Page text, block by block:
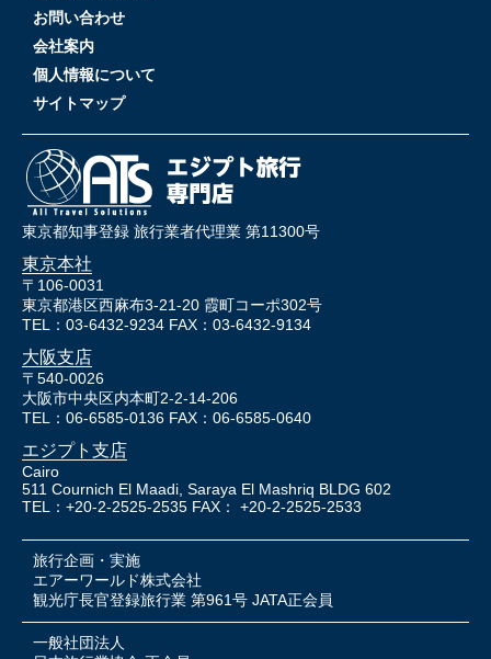
お問い合わせ
会社案内
個人情報について
サイトマップ
東京都知事登録 旅行業者代理業 第11300号
東京本社
〒106-0031
東京都港区西麻布3-21-20 霞町コーポ302号
TEL：03-6432-9234 FAX：03-6432-9134
大阪支店
〒540-0026
大阪市中央区内本町2-2-14-206
TEL：06-6585-0136 FAX：06-6585-0640
エジプト支店
Cairo
511 Cournich El Maadi, Saraya El Mashriq BLDG 602
TEL：+20-2-2525-2535 FAX： +20-2-2525-2533
旅行企画・実施
エアーワールド株式会社
観光庁長官登録旅行業 第961号 JATA正会員
一般社団法人